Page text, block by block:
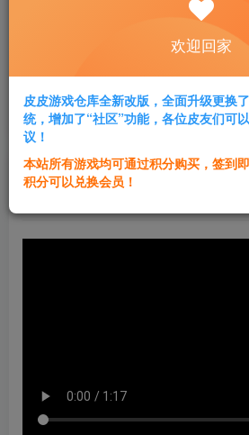
此内容为付费资源，请付费后查看
2积分
黄金会员免费
群主1号
欢迎回家
皮皮游戏仓库全新改版，全面升级更换
统，增加了“社区”功能，各位皮友们可
议！
本站所有游戏均可通过积分购买，签到
积分可以兑换会员！